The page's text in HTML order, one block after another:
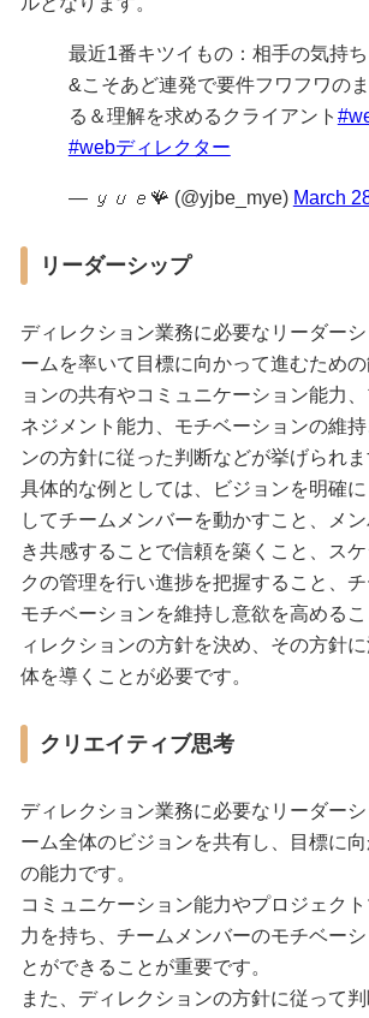
最近1番キツイもの：相手の気持
&こそあど連発で要件フワフワの
る＆理解を求めるクライアント
#webディレクター
— 𝑦𝑢𝑒🪸 (@yjbe_mye) March
リーダーシップ
ディレクション業務に必要なリーダー
ームを率いて目標に向かって進むため
ョンの共有やコミュニケーション能力
ネジメント能力、モチベーションの維
ンの方針に従った判断などが挙げられま
具体的な例としては、ビジョンを明確
してチームメンバーを動かすこと、メ
き共感することで信頼を築くこと、ス
クの管理を行い進捗を把握すること、
モチベーションを維持し意欲を高める
ィレクションの方針を決め、その方針
体を導くことが必要です。
クリエイティブ思考
ディレクション業務に必要なリーダー
ーム全体のビジョンを共有し、目標に
の能力です。
コミュニケーション能力やプロジェク
力を持ち、チームメンバーのモチベー
とができることが重要です。
また、ディレクションの方針に従って